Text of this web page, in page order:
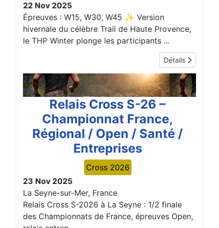
22 Nov 2025
Épreuves : W15, W30, W45 ✨ Version
hivernale du célèbre Trail de Haute Provence,
le THP Winter plonge les participants ...
Détails
23
Nov
Relais Cross S-26 –
Championnat France,
Régional / Open / Santé /
Entreprises
Cross 2026
23 Nov 2025
La Seyne-sur-Mer, France
Relais Cross S-2026 à La Seyne : 1/2 finale
des Championnats de France, épreuves Open,